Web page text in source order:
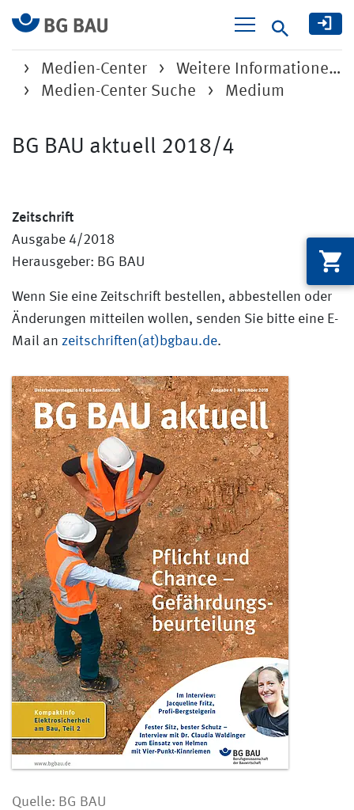
Suche
Medien-Center
Weitere Informatione…
Medien-Center Suche
Medium
BG BAU aktuell 2018/4
Zeitschrift
Ausgabe 4/2018
Herausgeber: BG BAU
Wenn Sie eine Zeitschrift bestellen, abbestellen oder
Änderungen mitteilen wollen, senden Sie bitte eine E-
Mail an zeitschriften(at)bgbau.de.
Quelle: BG BAU